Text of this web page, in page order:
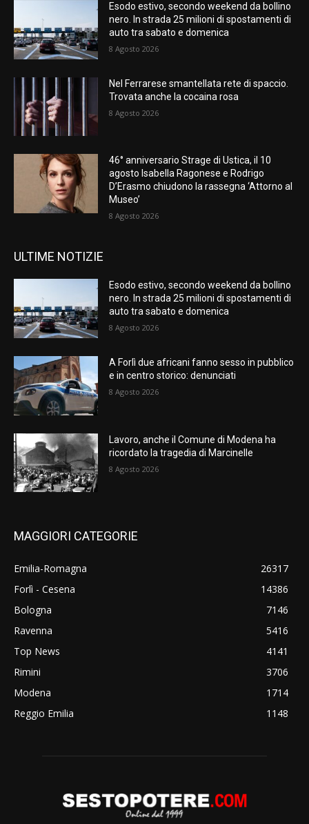
Esodo estivo, secondo weekend da bollino
nero. In strada 25 milioni di spostamenti di
auto tra sabato e domenica
8 Agosto 2026
Nel Ferrarese smantellata rete di spaccio.
Trovata anche la cocaina rosa
8 Agosto 2026
46° anniversario Strage di Ustica, il 10
agosto Isabella Ragonese e Rodrigo
D’Erasmo chiudono la rassegna ‘Attorno al
Museo’
8 Agosto 2026
ULTIME NOTIZIE
Esodo estivo, secondo weekend da bollino
nero. In strada 25 milioni di spostamenti di
auto tra sabato e domenica
8 Agosto 2026
A Forlì due africani fanno sesso in pubblico
e in centro storico: denunciati
8 Agosto 2026
Lavoro, anche il Comune di Modena ha
ricordato la tragedia di Marcinelle
8 Agosto 2026
MAGGIORI CATEGORIE
Emilia-Romagna
26317
Forlì - Cesena
14386
Bologna
7146
Ravenna
5416
Top News
4141
Rimini
3706
Modena
1714
Reggio Emilia
1148